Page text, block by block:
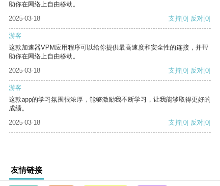
助你在网络上自由移动。
2025-03-18
支持[0] 反对[0]
游客
这款加速器VPM应用程序可以给你提供最高速度和安全性的连接，并帮
助你在网络上自由移动。
2025-03-18
支持[0] 反对[0]
游客
这款app的学习氛围很浓厚，能够激励我不断学习，让我能够取得更好的
成绩。
2025-03-18
支持[0] 反对[0]
友情链接